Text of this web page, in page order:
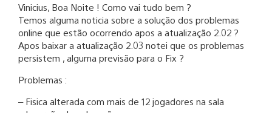
Vinicius, Boa Noite ! Como vai tudo bem ?
Temos alguma noticia sobre a solução dos problemas
online que estão ocorrendo apos a atualização 2.02 ?
Apos baixar a atualização 2.03 notei que os problemas
persistem , alguma previsão para o Fix ?
Problemas :
– Fisica alterada com mais de 12 jogadores na sala